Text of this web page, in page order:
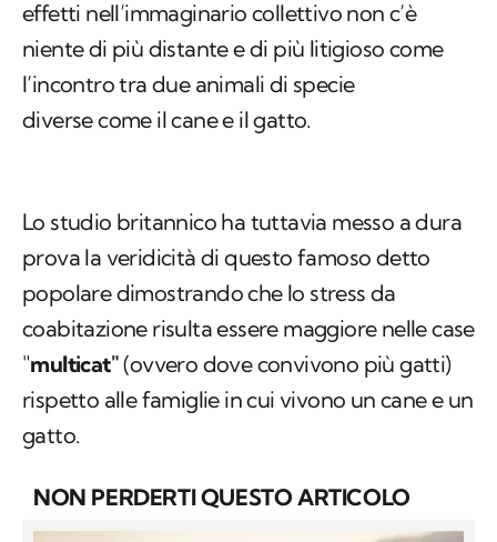
effetti nell’immaginario collettivo non c’è
niente di più distante e di più litigioso come
l’incontro tra due animali di specie
diversecome il cane e il gatto.
Lo studio britannico ha tuttavia messo a dura
prova la veridicità di questo famoso detto
popolare dimostrando che lo stress da
coabitazione risulta essere maggiore nelle case
"multicat"(ovvero dove convivono più gatti)
rispetto alle famiglie in cui vivono un cane e un
gatto.
NON PERDERTI QUESTO ARTICOLO